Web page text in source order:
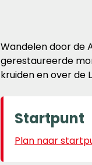
Wandelen door de
gerestaureerde
kruiden en over de
Startpunt
Plan naar